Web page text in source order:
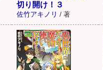
切り開け！３
佐竹アキノリ / 著